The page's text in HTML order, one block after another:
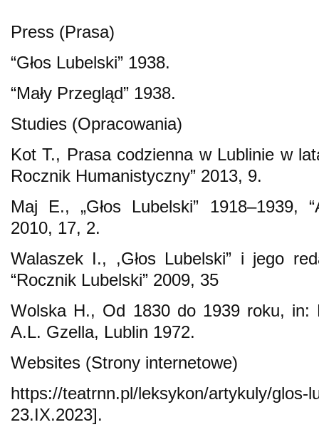
Press (Prasa)
“Głos Lubelski” 1938.
“Mały Przegląd” 1938.
Studies (Opracowania)
Kot T., Prasa codzienna w Lublinie w
Rocznik Humanistyczny” 2013, 9.
Maj E., „Głos Lubelski” 1918–1939,
2010, 17, 2.
Walaszek I., ,Głos Lubelski” i jego
“Rocznik Lubelski” 2009, 35
Wolska H., Od 1830 do 1939 roku, in:
A.L. Gzella, Lublin 1972.
Websites (Strony internetowe)
https://teatrnn.pl/leksykon/artykuly/
23.IX.2023].